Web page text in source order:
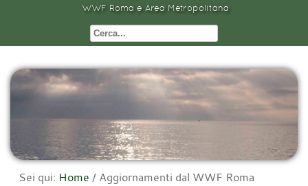
WWF Roma e Area Metropolitana
Sei qui: Home / Aggiornamenti dal WWF Roma